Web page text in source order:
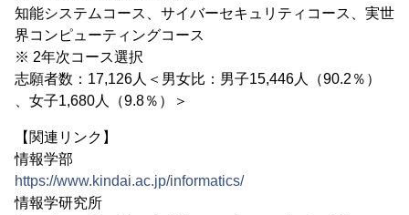
知能システムコース、サイバーセキュリティコース、実世
界コンピューティングコース
※ 2年次コース選択
志願者数：17,126人＜男女比：男子15,446人（90.2％）
、女子1,680人（9.8％）＞
【関連リンク】
情報学部
https://www.kindai.ac.jp/informatics/
情報学研究所